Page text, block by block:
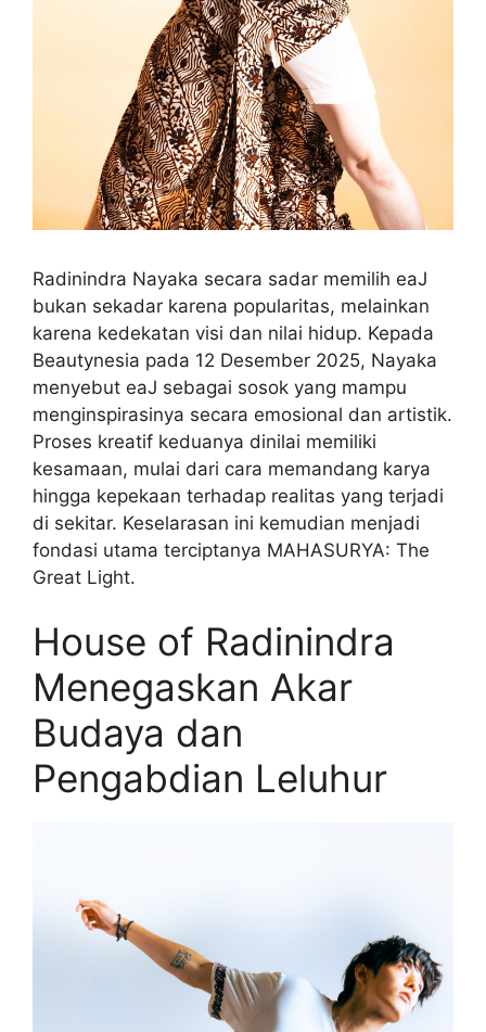
Radinindra Nayaka secara sadar memilih eaJ
bukan sekadar karena popularitas, melainkan
karena kedekatan visi dan nilai hidup. Kepada
Beautynesia pada 12 Desember 2025, Nayaka
menyebut eaJ sebagai sosok yang mampu
menginspirasinya secara emosional dan artistik.
Proses kreatif keduanya dinilai memiliki
kesamaan, mulai dari cara memandang karya
hingga kepekaan terhadap realitas yang terjadi
di sekitar. Keselarasan ini kemudian menjadi
fondasi utama terciptanya MAHASURYA: The
Great Light.
House of Radinindra
Menegaskan Akar
Budaya dan
Pengabdian Leluhur